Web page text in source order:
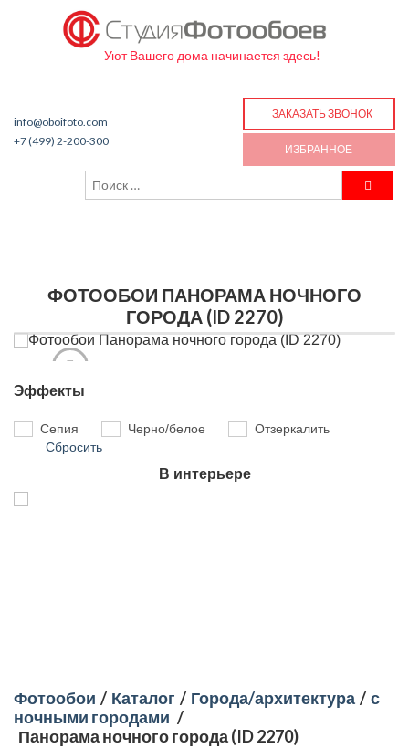
Уют Вашего дома начинается здесь!
info@oboifoto.com
+7 (499) 2-200-300
ЗАКАЗАТЬ ЗВОНОК
ИЗБРАННОЕ
ФОТООБОИ ПАНОРАМА НОЧНОГО
ГОРОДА (ID 2270)
Эффекты
Сепия Черно/белое
Отзеркалить
Сбросить
В интерьере
Фотообои / Каталог / Города/архитектура / с
ночными городами /
Панорама ночного города (ID 2270)